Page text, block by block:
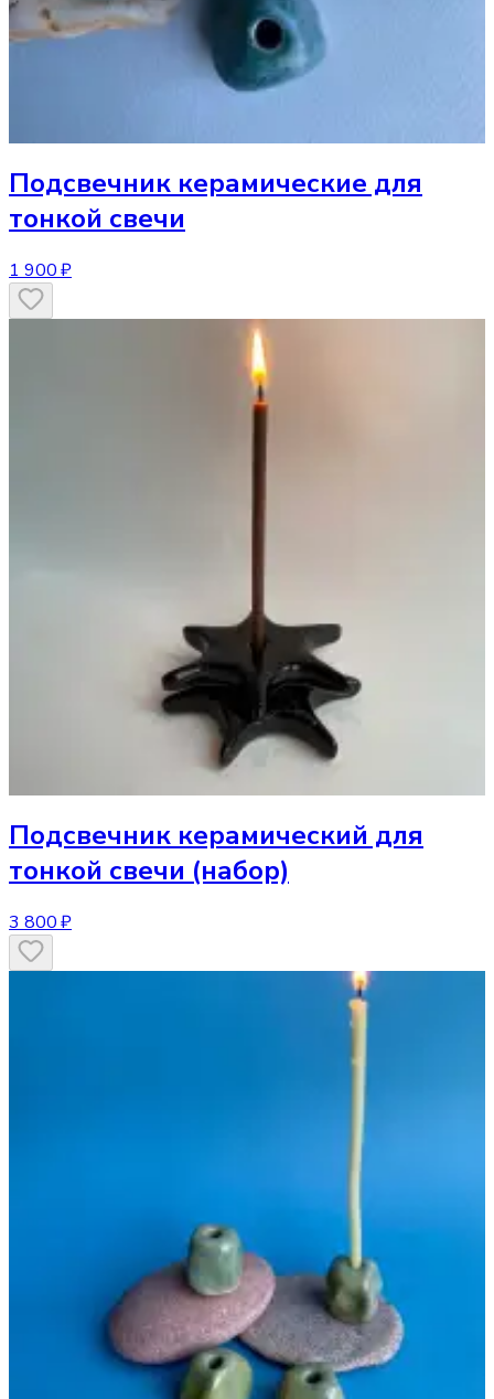
Подсвечник керамические для
тонкой свечи
1 900 ₽
Подсвечник керамический для
тонкой свечи (набор)
3 800 ₽